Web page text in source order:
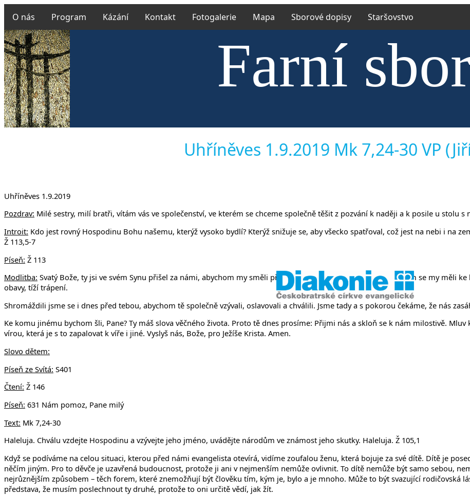
O nás Program Kázání Kontakt Fotogalerie Mapa Sborové dopisy Staršovstvo
Farní
Českobratrské
v Uhříněvsi a
Uhříněves 1.9.2019 Mk 7,24-30 VP
Uhříněves 1.9.2019
Pozdrav: Milé sestry, milí bratři, vítám vás ve společenství, ve kterém se chceme společně těšit z pozvání k naději a k posile u stolu s
Introit: Kdo jest rovný Hospodinu Bohu našemu, kterýž vysoko bydlí? Kterýž snižuje se, aby všecko spatřoval, což jest na nebi i na
Ž 113,5-7
Píseň: Ž 113
Modlitba: Svatý Bože, ty jsi ve svém Synu přišel za námi, abychom my směli přicházet za tebou. Poslal jsi jej, abychom se my měli
obavy, tíží trápení.
Shromáždili jsme se i dnes před tebou, abychom tě společně vzývali, oslavovali a chválili. Jsme tady a s pokorou čekáme, že nás
Ke komu jinému bychom šli, Pane? Ty máš slova věčného života. Proto tě dnes prosíme: Přijmi nás a skloň se k nám milostivě.
vírou, která je s to zapalovat k víře i jiné. Vyslyš nás, Bože, pro Ježíše Krista. Amen.
Slovo dětem:
Píseň ze Svítá: S401
Čtení: Ž 146
Píseň: 631 Nám pomoz, Pane milý
Text: Mk 7,24-30
Haleluja. Chválu vzdejte Hospodinu a vzývejte jeho jméno, uvádějte národům ve známost jeho skutky. Haleluja. Ž 105,1
Když se podíváme na celou situaci, kterou před námi evangelista otevírá, vidíme zoufalou ženu, která bojuje za své dítě. Dítě je
něčím jiným. Pro to děvče je uzavřená budoucnost, protože ji ani v nejmenším nemůže ovlivnit. To dítě nemůže být samo sebou,
nejrůznějším způsobem – těch forem, které znemožňují být člověku tím, kým je, bylo a je mnoho. Může to být svazující rodičovská
představa, že musím poslechnout ty druhé, protože to oni určitě vědí, jak žít.